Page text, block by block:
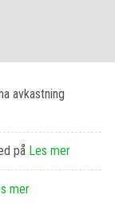
avkastning
på Les​ ​mer
​mer